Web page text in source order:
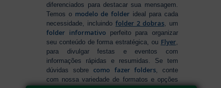
diferenciados para destacar sua mensagem.
Temos o modelo de folder ideal para cada
necessidade, incluindofolder 2 dobras, um
folder informativo perfeito para organizar
seu conteúdo de forma estratégica, ou Flyer
para divulgar festas e eventos com
informações rápidas e resumidas. Se tem
dúvidas sobrecomo fazer folders, conte
com nossa variedade de formatos e opções